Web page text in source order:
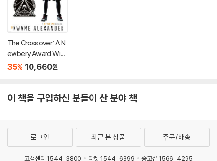
The Crossover: A N
ewbery Award Winn
er
35% 10,660원
이 책을 구입하신 분들이 산 분야 책
로그인 최근 본 상품 주문/배송
고객센터 1544-3800 티켓 1544-6399 중고샵 1566-4295